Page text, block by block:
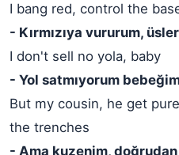
I bang red, control the
- Kırmızıya vururum,
I don't sell no yola, baby
- Yol satmıyorum
But my cousin, he get
the trenches
- Ama kuzenim,